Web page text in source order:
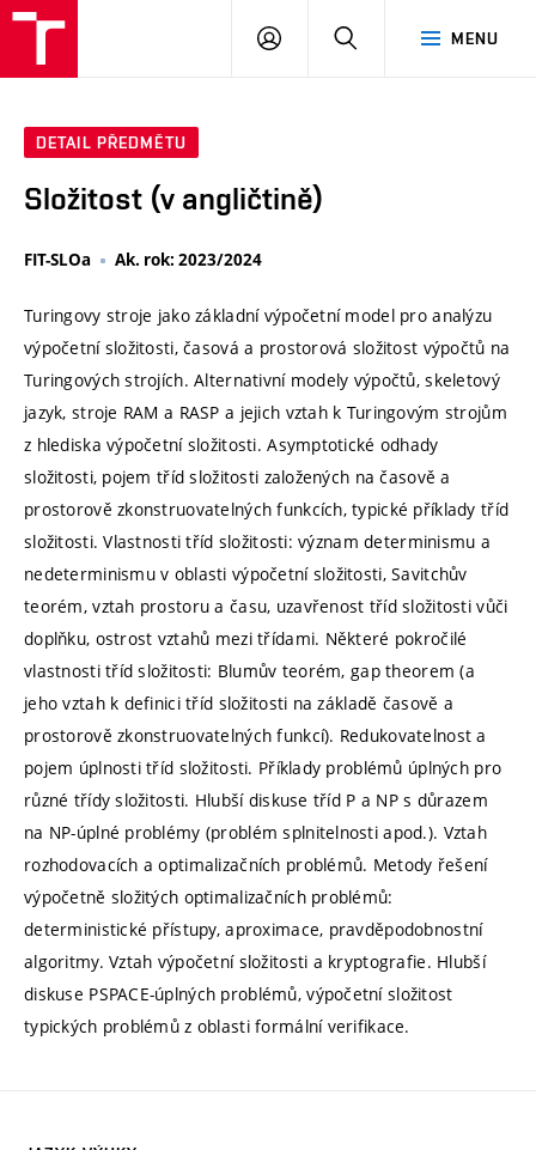
MENU
PŘIHLÁSIT
DETAIL PŘEDMĚTU
Složitost (v angličtině)
FIT-SLOa Ak. rok: 2023/2024
Turingovy stroje jako základní výpočetní model pro analýzu
výpočetní složitosti, časová a prostorová složitost výpočtů na
Turingových strojích. Alternativní modely výpočtů, skeletový
jazyk, stroje RAM a RASP a jejich vztah k Turingovým strojům
z hlediska výpočetní složitosti. Asymptotické odhady
složitosti, pojem tříd složitosti založených na časově a
prostorově zkonstruovatelných funkcích, typické příklady tříd
složitosti. Vlastnosti tříd složitosti: význam determinismu a
nedeterminismu v oblasti výpočetní složitosti, Savitchův
teorém, vztah prostoru a času, uzavřenost tříd složitosti vůči
doplňku, ostrost vztahů mezi třídami. Některé pokročilé
vlastnosti tříd složitosti: Blumův teorém, gap theorem (a
jeho vztah k definici tříd složitosti na základě časově a
prostorově zkonstruovatelných funkcí). Redukovatelnost a
pojem úplnosti tříd složitosti. Příklady problémů úplných pro
různé třídy složitosti. Hlubší diskuse tříd P a NP s důrazem
na NP-úplné problémy (problém splnitelnosti apod.). Vztah
rozhodovacích a optimalizačních problémů. Metody řešení
výpočetně složitých optimalizačních problémů:
deterministické přístupy, aproximace, pravděpodobnostní
algoritmy. Vztah výpočetní složitosti a kryptografie. Hlubší
diskuse PSPACE-úplných problémů, výpočetní složitost
typických problémů z oblasti formální verifikace.